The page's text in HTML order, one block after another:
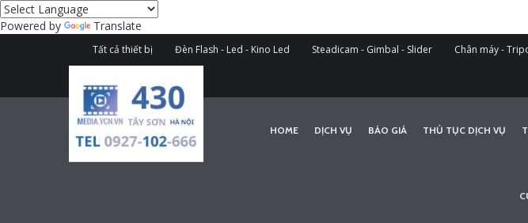
Powered by Translate
Tất cả thiết bị Đèn Flash - Led - Kino Led Steadicam - Gimbal - Slider Chân máy -
HOME DỊCH VỤ BÁO GIÁ THỦ TỤC DỊCH VỤ